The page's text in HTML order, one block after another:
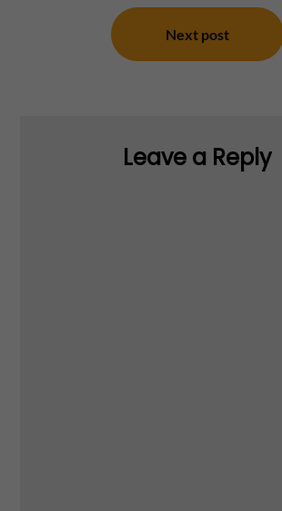
Next post
Leave a Reply